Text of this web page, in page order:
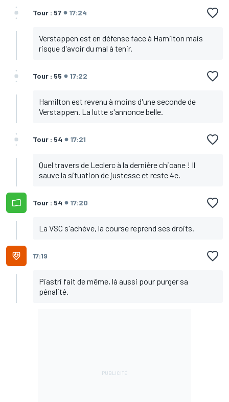
Tour : 57 17:24
Verstappen est en défense face à Hamilton mais
risque d'avoir du mal à tenir.
Tour : 55 17:22
Hamilton est revenu à moins d'une seconde de
Verstappen. La lutte s'annonce belle.
Tour : 54 17:21
Quel travers de Leclerc à la dernière chicane ! Il
sauve la situation de justesse et reste 4e.
Tour : 54 17:20
La VSC s'achève, la course reprend ses droits.
17:19
Piastri fait de même, là aussi pour purger sa
pénalité.